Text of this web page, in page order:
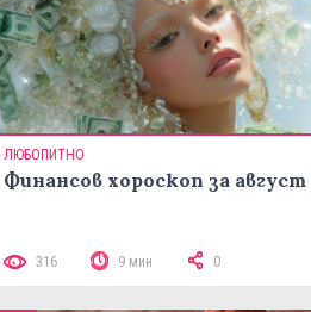
ЛЮБОПИТНО
Финансов хороскоп за август
316 9 мин 0